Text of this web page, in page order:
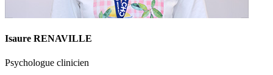
Isaure RENAVILLE
Psychologue clinicien